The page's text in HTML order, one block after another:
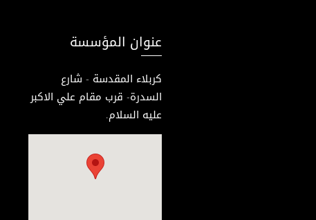
عنوان المؤسسة
كربلاء المقدسة - شارع
السدرة- قرب مقام علي الاكبر
عليه السلام.